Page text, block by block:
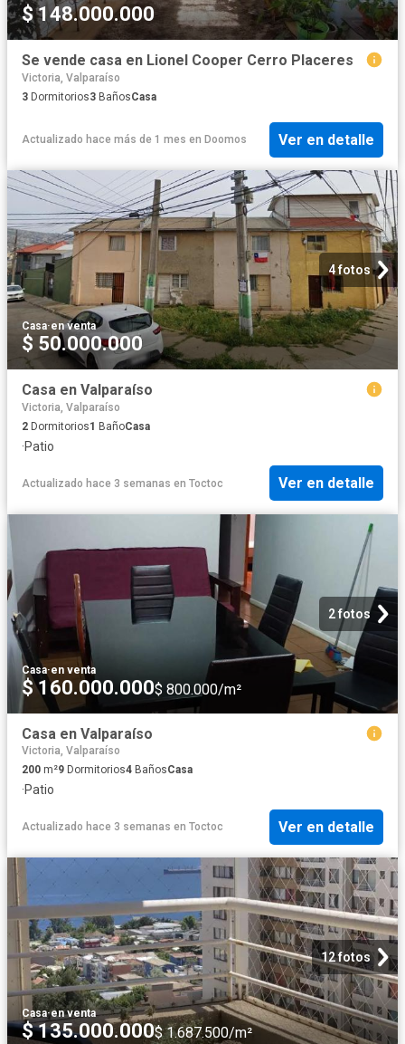
$ 148.000.000
Se vende casa en Lionel Cooper Cerro Placeres
Victoria, Valparaíso
3 Dormitorios3 BañosCasa
Actualizado hace más de 1 mes en Doomos Ver en detalle
4 fotos
Casa·en venta
$ 50.000.000
Casa en Valparaíso
Victoria, Valparaíso
2 Dormitorios1 BañoCasa
·Patio
Actualizado hace 3 semanas en Toctoc Ver en detalle
2 fotos
Casa·en venta
$ 160.000.000$ 800.000/m²
Casa en Valparaíso
Victoria, Valparaíso
200 m²9 Dormitorios4 BañosCasa
·Patio
Actualizado hace 3 semanas en Toctoc Ver en detalle
12 fotos
Casa·en venta
$ 135.000.000$ 1.687.500/m²